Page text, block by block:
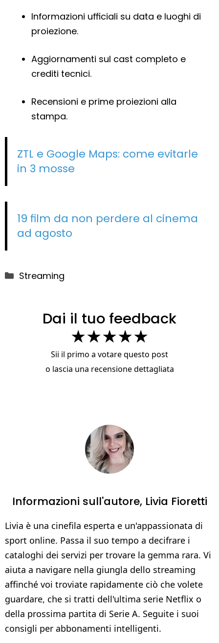
Informazioni ufficiali su data e luoghi di
proiezione.
Aggiornamenti sul cast completo e
crediti tecnici.
Recensioni e prime proiezioni alla
stampa.
ZTL e Google Maps: come evitarle
in 3 mosse
19 film da non perdere al cinema
ad agosto
Categorie
Streaming
Dai il tuo feedback
★★★★★
Sii il primo a votare questo post
o lascia una recensione dettagliata
Informazioni sull'autore, Livia Fioretti
Livia è una cinefila esperta e un'appassionata di
sport online. Passa il suo tempo a decifrare i
cataloghi dei servizi per trovare la gemma rara. Vi
aiuta a navigare nella giungla dello streaming
affinché voi troviate rapidamente ciò che volete
guardare, che si tratti dell'ultima serie Netflix o
della prossima partita di Serie A. Seguite i suoi
consigli per abbonamenti intelligenti.